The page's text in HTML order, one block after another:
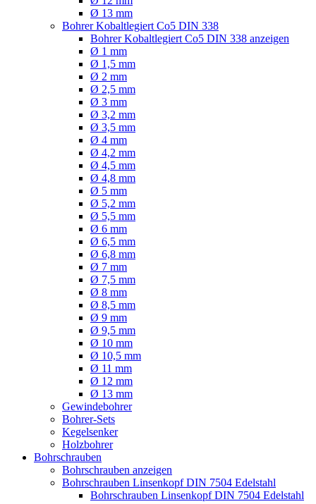
Ø 13 mm
Bohrer Kobaltlegiert Co5 DIN 338
Bohrer Kobaltlegiert Co5 DIN 338 anzeigen
Ø 1 mm
Ø 1,5 mm
Ø 2 mm
Ø 2,5 mm
Ø 3 mm
Ø 3,2 mm
Ø 3,5 mm
Ø 4 mm
Ø 4,2 mm
Ø 4,5 mm
Ø 4,8 mm
Ø 5 mm
Ø 5,2 mm
Ø 5,5 mm
Ø 6 mm
Ø 6,5 mm
Ø 6,8 mm
Ø 7 mm
Ø 7,5 mm
Ø 8 mm
Ø 8,5 mm
Ø 9 mm
Ø 9,5 mm
Ø 10 mm
Ø 10,5 mm
Ø 11 mm
Ø 12 mm
Ø 13 mm
Gewindebohrer
Bohrer-Sets
Kegelsenker
Holzbohrer
Bohrschrauben
Bohrschrauben anzeigen
Bohrschrauben Linsenkopf DIN 7504 Edelstahl
Bohrschrauben Linsenkopf DIN 7504 Edelstahl